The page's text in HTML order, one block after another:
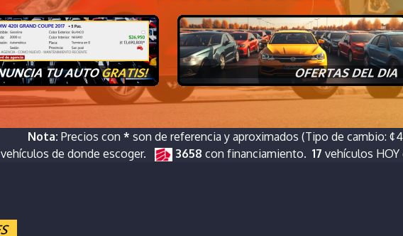
Nota: Precios con * son de referencia y aproximados (Tipo de cambio:
vehículos de donde escoger. 3658 con financiamiento. 17 vehículos HOY